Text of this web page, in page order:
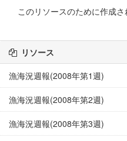
このリソースのために作成
リソース
漁海況週報(2008年第1週)
漁海況週報(2008年第2週)
漁海況週報(2008年第3週)